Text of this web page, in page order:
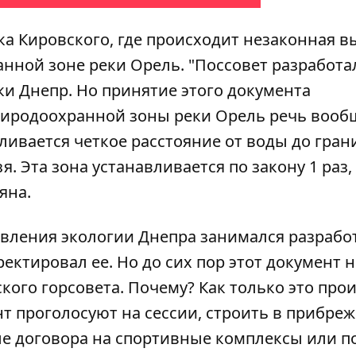
Кировского, где происходит незаконная
зоне реки Орель. "Поссовет
Днепр. Но принятие этого документа
зоны реки Орель речь
четкое расстояние от воды до
зона устанавливается по закону 1
экологии Днепра занимался
ее. Но до сих пор этот документ
горсовета. Почему? Как только это
проголосуют на сессии, строить в
договора на спортивные комплексы или